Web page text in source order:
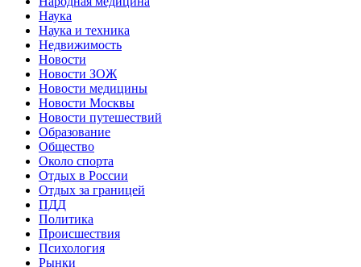
Наука
Наука и техника
Недвижимость
Новости
Новости ЗОЖ
Новости медицины
Новости Москвы
Новости путешествий
Образование
Общество
Около спорта
Отдых в России
Отдых за границей
ПДД
Политика
Происшествия
Психология
Рынки